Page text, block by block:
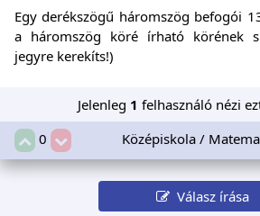
Egy derékszögű háromszög befogói
a háromszög köré írható körének
jegyre kerekíts!)
Jelenleg 1 felhasználó nézi
0
Középiskola /
Válasz írása